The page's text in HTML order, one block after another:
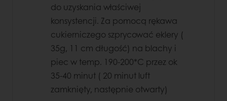
do uzyskania właściwej
konsystencji. Za pomocą rękawa
cukierniczego szprycować eklery (
35g, 11 cm długość) na blachy i
piec w temp. 190-200*C przez ok
35-40 minut ( 20 minut luft
zamknięty, następnie otwarty)